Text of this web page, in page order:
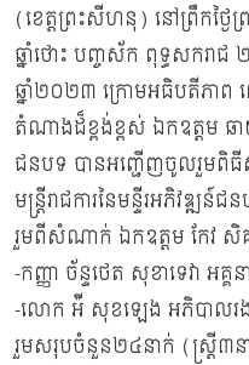
(ខេត្តព្រះសីហនុ) នៅព្រឹកថ្ង
ឆ្នាំថោះ បញ្ចស័ក ពុទ្ធសករាជ
ឆ្នាំ២០២៣ ក្រោមអធិបតីភាព
តំណាងដ៏ខ្ពង់ខ្ពស់ ឯកឧត្តម ឆា
ជនបទ បានអញ្ជើញចូលរួមពិ
មន្ត្រីរាជការនៃមន្ទីរអភិវឌ្
រួមពីសំណាក់ ឯកឧត្តម កែវ សិ
-កញ្ញា ច័ន្ទថេត សុខាទេវា អគ្
-លោក អ៉ី សុខឡេង អភិបាលរ
រួមសរុបចំនួន២៤នាក់ (ស្ត្រី៣